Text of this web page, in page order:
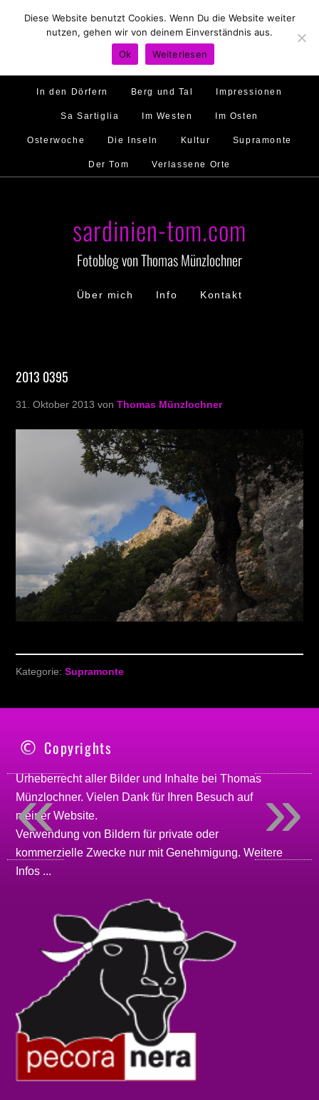
Hirtenland Traumstrände Feste feiern
Golfo di Orosei Im Norden
Murales Ambiente
In den Dörfern Berg und Tal Impressionen
Sa Sartiglia Im Westen Im Osten
Osterwoche Die Inseln Kultur Supramonte
Der Tom Verlassene Orte
sardinien-tom.com
Fotoblog von Thomas Münzlochner
Über mich Info Kontakt
2013 0395
31. Oktober 2013 vonThomas Münzlochner
Kategorie:Supramonte
Copyrights
Urheberrecht aller Bilder und Inhalte beiThomas
Münzlochner. Vielen Dank für Ihren Besuch auf
meinerWebsite.
Verwendung von Bildern für private oder
kommerzielle Zwecke nur mit Genehmigung.Weitere
Infos ...
»
«
Diese Website benutzt Cookies. Wenn Du die Website weiter
nutzen, gehen wir von deinem Einverständnis aus.
Ok
Weiterlesen